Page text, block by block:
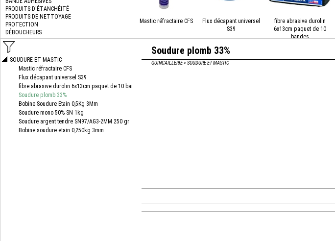
Mastic réfractaire CFS
Flux décapant universel
S39
fibre abrasive durolin
6x13cm paquet de 10
bandes